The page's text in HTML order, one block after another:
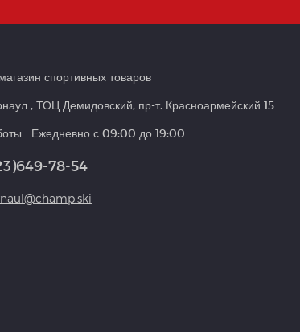
спортивных товаров
, ТОЦ Демидовский, пр-т. Красноармейский 15
Ежедневно с 09:00 до 19:00
78-54